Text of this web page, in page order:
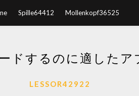
Spille64412 Mollenkopf36525
ドするのに適したア
LESSOR42922